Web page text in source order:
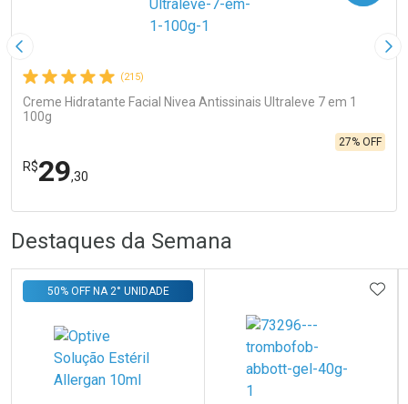
Imagem Anterior
(215)
Creme Hidratante Facial Nivea Antissinais Ultraleve 7 em 1
100g
R$29,30
27% OFF
Laboratório
Por Menos
Destaques da Semana
50% OFF NA 2° UNIDADE